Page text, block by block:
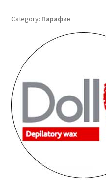
quantity
Category: Парафин